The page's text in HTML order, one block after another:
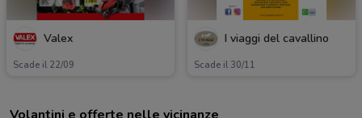
Valex
Scade il 22/09
I viaggi del cavallino
Scade il 30/11